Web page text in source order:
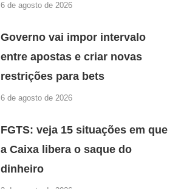
6 de agosto de 2026
Governo vai impor intervalo
entre apostas e criar novas
restrições para bets
6 de agosto de 2026
FGTS: veja 15 situações em que
a Caixa libera o saque do
dinheiro